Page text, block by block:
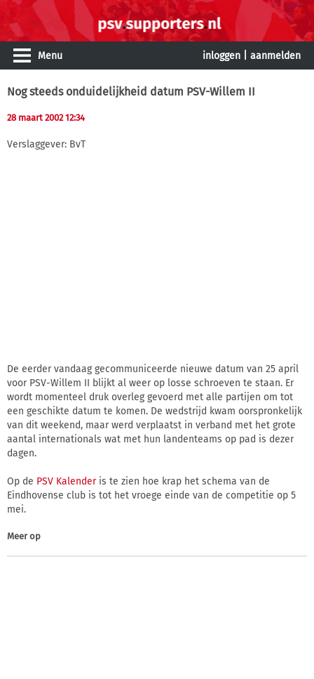
Menu inloggen aanmelden
Nog steeds onduidelijkheid datum PSV-Willem II
28 maart 2002 12:34
Verslaggever: BvT
De eerder vandaag gecommuniceerde nieuwe datum van 25 april
voor PSV-Willem II blijkt al weer op losse schroeven te staan. Er
wordt momenteel druk overleg gevoerd met alle partijen om tot
een geschikte datum te komen. De wedstrijd kwam oorspronkelijk
van dit weekend, maar werd verplaatst in verband met het grote
aantal internationals wat met hun landenteams op pad is dezer
dagen.
Op de PSV Kalenderis te zien hoe krap het schema van de
Eindhovense club is tot het vroege einde van de competitie op 5
mei.
Meer op